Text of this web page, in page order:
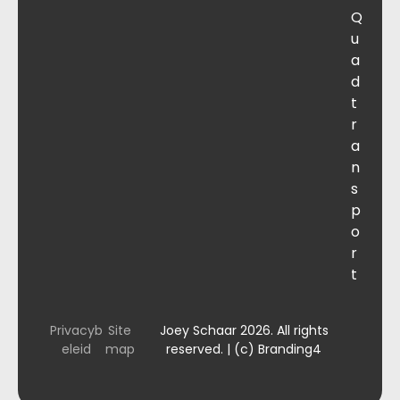
Q
u
a
d
t
r
a
n
s
p
o
r
t
Joey Schaar 2026. All rights
reserved. | (c) Branding4
Privacyb
eleid
Site
map